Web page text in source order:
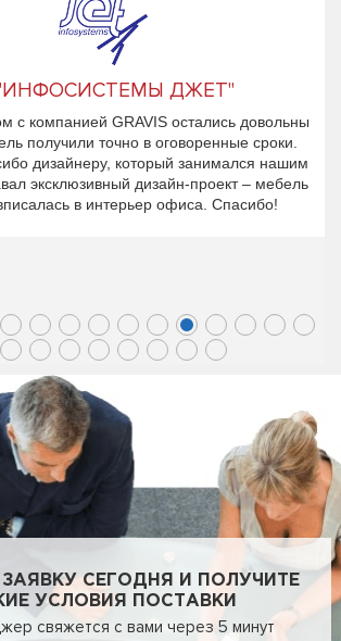
ДЖЕТ"
с компанией GRAVIS остались довольны
получили точно в оговоренные сроки.
дизайнеру, который занимался нашим
эксклюзивный дизайн-проект – мебель
в интерьер офиса. Спасибо!
СЕГОДНЯ И ПОЛУЧИТЕ
УСЛОВИЯ ПОСТАВКИ
свяжется с вами через 5 минут